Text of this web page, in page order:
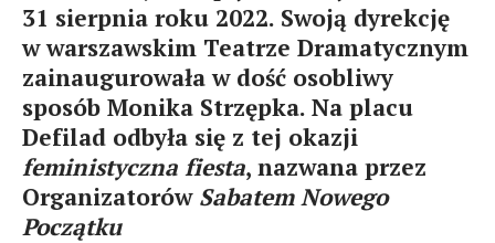
31 sierpnia roku 2022. Swoją dyrekcję
w warszawskim Teatrze Dramatycznym
zainaugurowała w dość osobliwy
sposób Monika Strzępka. Na placu
Defilad odbyła się z tej okazji
feministyczna fiesta, nazwana przez
Organizatorów Sabatem Nowego
Początku